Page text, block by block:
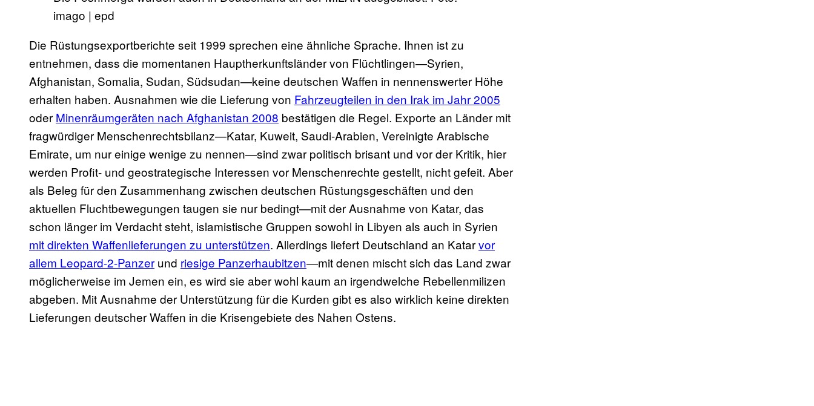
imago | epd
Die Rüstungsexportberichte seit 1999 sprechen eine ähnliche Sprache. Ihnen ist zu
entnehmen, dass die momentanen Hauptherkunftsländer von Flüchtlingen—Syrien,
Afghanistan, Somalia, Sudan, Südsudan—keine deutschen Waffen in nennenswerter Höhe
erhalten haben. Ausnahmen wie die Lieferung von Fahrzeugteilen in den Irak im Jahr 2005
oder Minenräumgeräten nach Afghanistan 2008 bestätigen die Regel. Exporte an Länder mit
fragwürdiger Menschenrechtsbilanz—Katar, Kuweit, Saudi-Arabien, Vereinigte Arabische
Emirate, um nur einige wenige zu nennen—sind zwar politisch brisant und vor der Kritik, hier
werden Profit- und geostrategische Interessen vor Menschenrechte gestellt, nicht gefeit. Aber
als Beleg für den Zusammenhang zwischen deutschen Rüstungsgeschäften und den
aktuellen Fluchtbewegungen taugen sie nur bedingt—mit der Ausnahme von Katar, das
schon länger im Verdacht steht, islamistische Gruppen sowohl in Libyen als auch in Syrien
mit direkten Waffenlieferungen zu unterstützen. Allerdings liefert Deutschland an Katarvor
allem Leopard-2-Panzer und riesige Panzerhaubitzen—mit denen mischt sich das Land zwar
möglicherweise im Jemen ein, es wird sie aber wohl kaum an irgendwelche Rebellenmilizen
abgeben. Mit Ausnahme der Unterstützung für die Kurden gibt es also wirklich keine direkten
Lieferungen deutscher Waffen in die Krisengebiete des Nahen Ostens.